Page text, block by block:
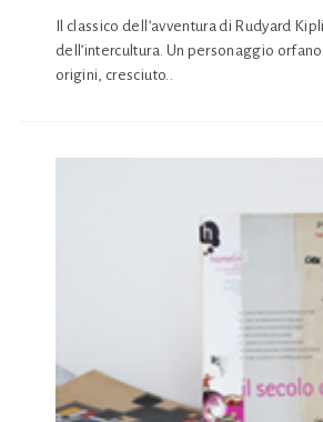
Il classico dell’avventura di Rudyard
dell’intercultura. Un personaggio
origini, cresciuto..